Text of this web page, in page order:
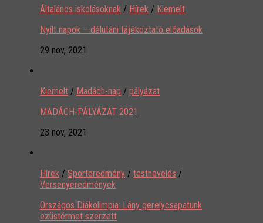
Általános iskolásoknak / Hírek / Kiemelt
Nyílt napok – délutáni tájékoztató előadások
29 nov, 2021
Kiemelt / Madách-nap / pályázat
MADÁCH-PÁLYÁZAT 2021
23 nov, 2021
Hírek / Sporteredmény / testnevelés /
Versenyeredmények
Országos Diákolimpia: Lány gerelycsapatunk
ezüstérmet szerzett